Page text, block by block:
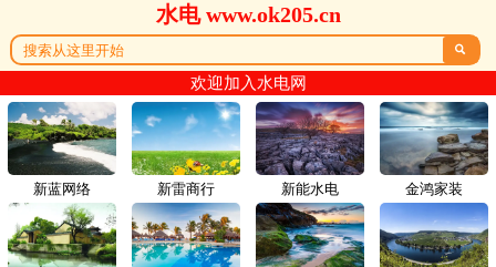
水电 www.ok205.cn

欢迎加入水电网
新蓝网络 新雷商行 新能水电 金鸿家装